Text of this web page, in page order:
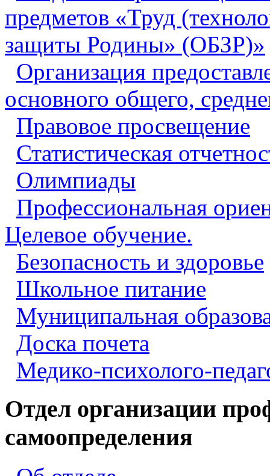
предметов «Труд
защиты Родины» (ОБЗР)»
Организация
основного общего,
Правовое просвещение
Статистическая
Олимпиады
Профессиональная
Целевое обучение.
Безопасность и здоровье
Школьное питание
Муниципальная
Доска почета
Медико-психолого-
Отдел организации
самоопределения